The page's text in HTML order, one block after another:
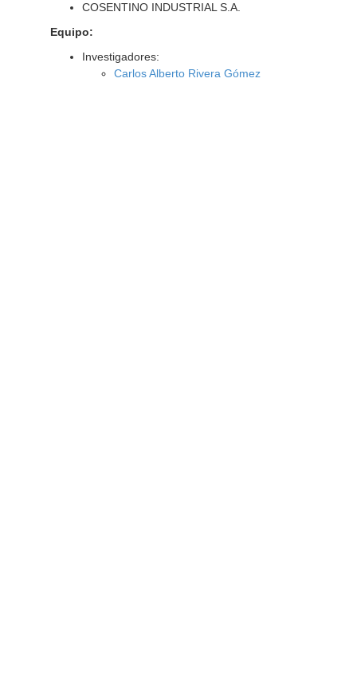
COSENTINO INDUSTRIAL S.A.
Equipo:
Investigadores:
Carlos Alberto Rivera Gómez